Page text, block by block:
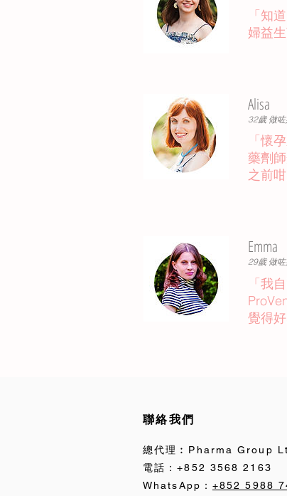
「知
婦益
Alisa
32歲 做
「懷
藥劑
之前
Emma
29歲 做
「我
覺得好
聯絡我們
總代理︰Pharma Group
電話：+852 3568 2163
WhatsApp： +852 5988